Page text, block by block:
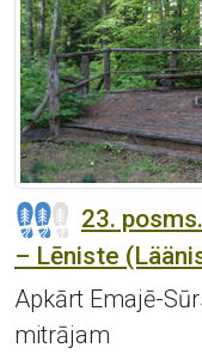
23.
– Lēniste
Apkārt Emajē-
mitrājam